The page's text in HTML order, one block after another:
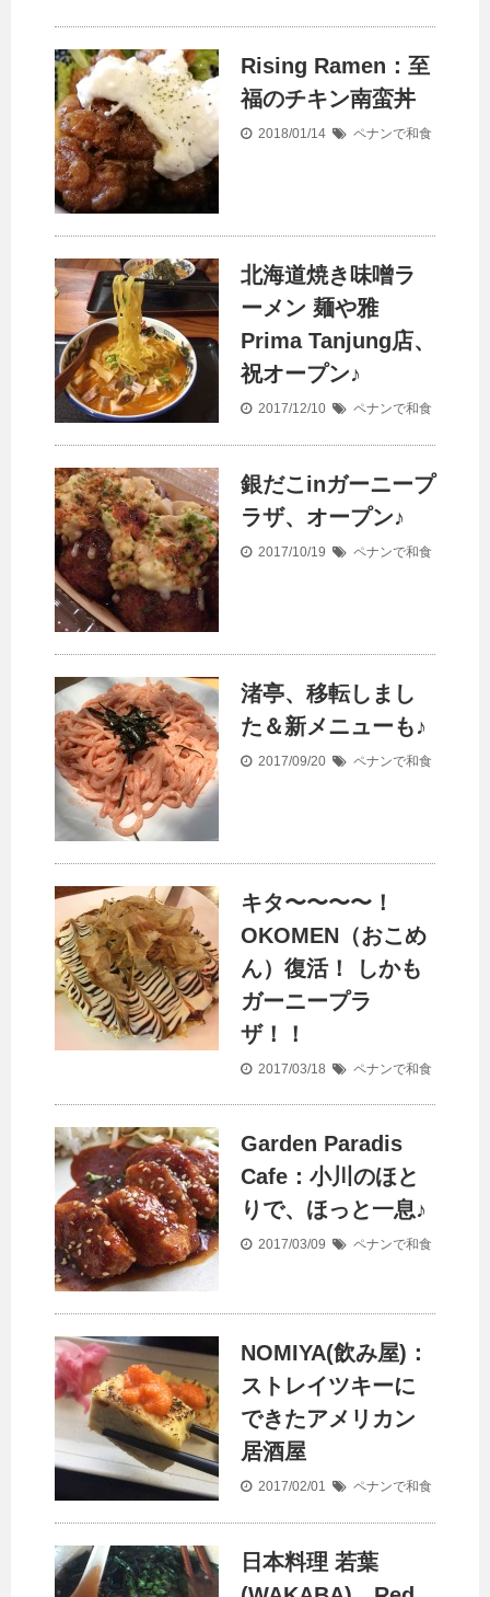
Rising Ramen：至
福のチキン南蛮丼
2018/01/14 ペナンで和食
北海道焼き味噌ラ
ーメン 麺や雅
Prima Tanjung店、
祝オープン♪
2017/12/10 ペナンで和食
銀だこinガーニープ
ラザ、オープン♪
2017/10/19 ペナンで和食
渚亭、移転しまし
た＆新メニューも♪
2017/09/20 ペナンで和食
キタ〜〜〜〜！
OKOMEN（おこめ
ん）復活！ しかも
ガーニープラ
ザ！！
2017/03/18 ペナンで和食
Garden Paradis
Cafe：小川のほと
りで、ほっと一息♪
2017/03/09 ペナンで和食
NOMIYA(飲み屋)：
ストレイツキーに
できたアメリカン
居酒屋
2017/02/01 ペナンで和食
日本料理 若葉